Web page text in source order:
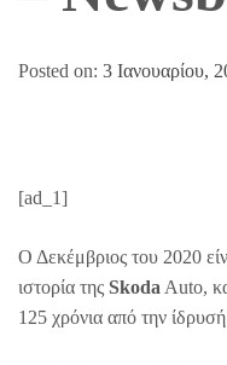
Posted on: 3 Ιανουαρίου,
[ad_1]
Ο Δεκέμβριος του 2020
ιστορία της Skoda Auto,
125 χρόνια από την ίδρυσή